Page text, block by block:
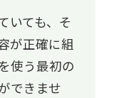
いても、そ
が正確に組
使う最初の
できませ